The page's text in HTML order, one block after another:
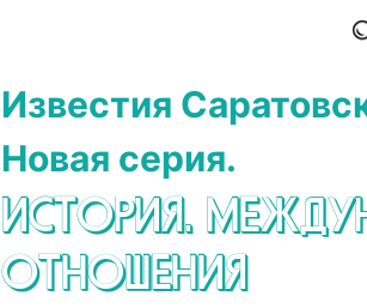
Известия
Новая серия.
ИСТОРИЯ.
ОТНОШЕНИЯ